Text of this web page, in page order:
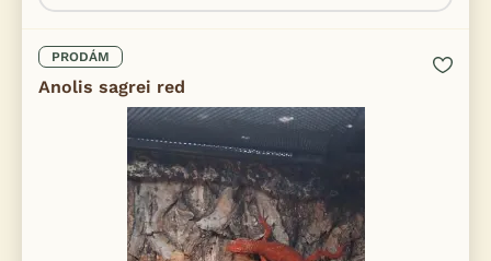
PRODÁM
Anolis sagrei red